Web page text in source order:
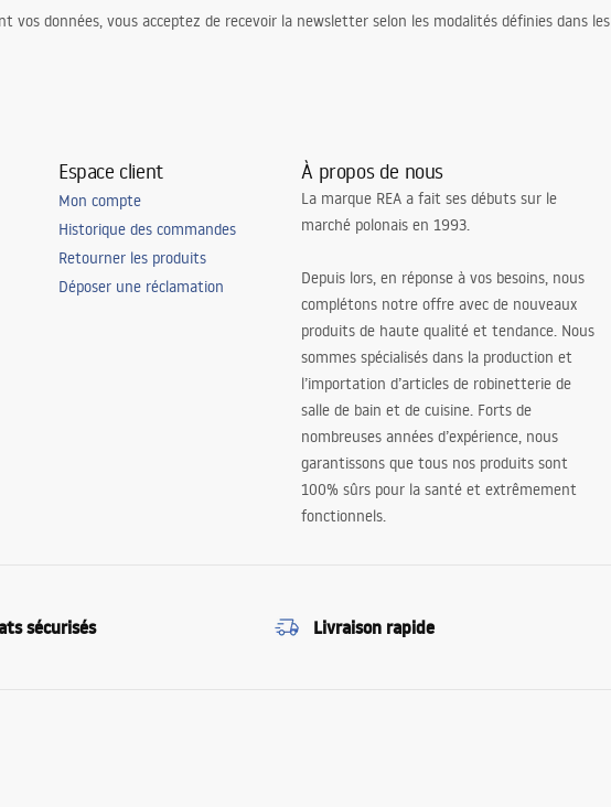
crépine
vos données, vous acceptez de recevoir la newsletter selon les modalités définies dans les
Espace client
Mon compte
Historique des commandes
Retourner les produits
Déposer une réclamation
À propos de nous
La marque REA a fait ses débuts sur le
marché polonais en 1993.
Depuis lors, en réponse à vos besoins, nous
complétons notre offre avec de nouveaux
produits de haute qualité et tendance. Nous
sommes spécialisés dans la production et
l’importation d’articles de robinetterie de
salle de bain et de cuisine. Forts de
nombreuses années d’expérience, nous
garantissons que tous nos produits sont
100% sûrs pour la santé et extrêmement
fonctionnels.
sécurisés Livraison rapide